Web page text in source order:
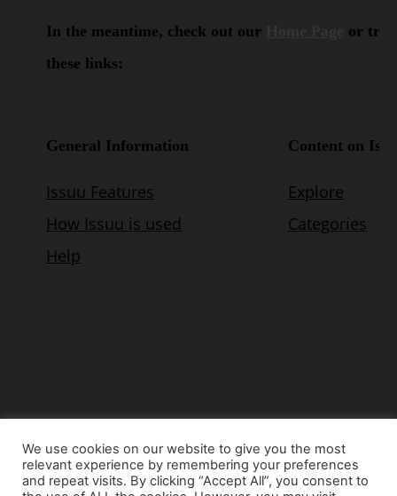
© Copyright 2015 - www.airnews.gr
We use cookies on our website to give you the most
relevant experience by remembering your preferences
and repeat visits. By clicking “Accept All”, you consent to